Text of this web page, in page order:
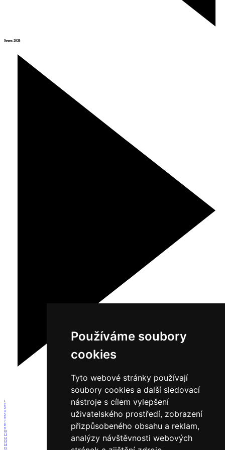
Používáme soubory
cookies
Tyto webové stránky používají
soubory cookies a další sledovací
nástroje s cílem vylepšení
uživatelského prostředí, zobrazení
přizpůsobeného obsahu a reklam,
analýzy návštěvnosti webových
Srpen 2026
1
2
3
4
5
6
7
8
9
10
11
12
13
14
15